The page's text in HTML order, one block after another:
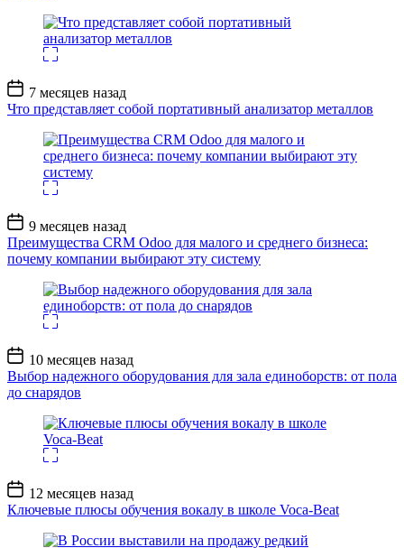
Дата
записи
7 месяцев назад
Что представляет собой портативный анализатор металлов
Дата
записи
9 месяцев назад
Преимущества CRM Odoo для малого и среднего бизнеса:
почему компании выбирают эту систему
Дата
записи
10 месяцев назад
Выбор надежного оборудования для зала единоборств: от пола
до снарядов
Дата
записи
12 месяцев назад
Ключевые плюсы обучения вокалу в школе Voca-Beat